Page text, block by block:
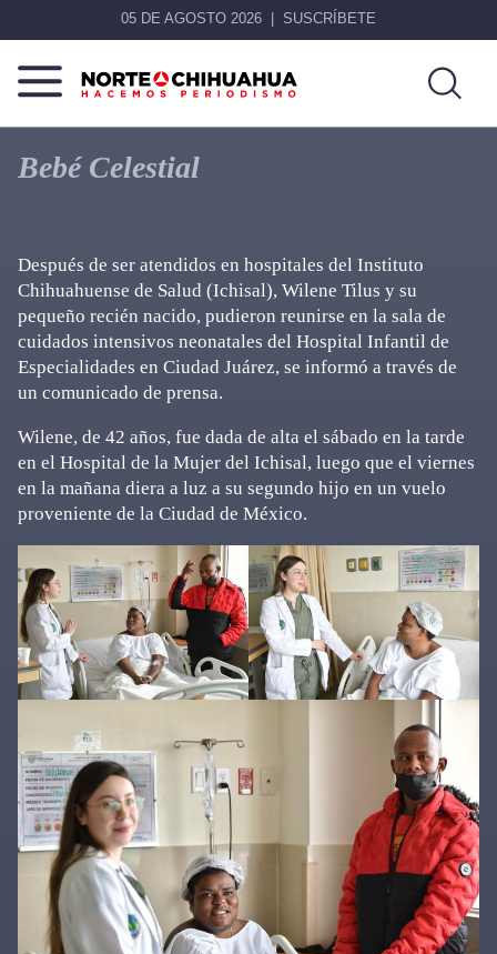
05 DE AGOSTO 2026 SUSCRÍBETE
Norte
De
Chihuahua
Más
que
noticias,
Bebé Celestial
Después de ser atendidos en hospitales del Instituto
Chihuahuense de Salud (Ichisal), Wilene Tilus y su
pequeño recién nacido, pudieron reunirse en la sala de
cuidados intensivos neonatales del Hospital Infantil de
Especialidades en Ciudad Juárez, se informó a través de
un comunicado de prensa.
Wilene, de 42 años, fue dada de alta el sábado en la tarde
en el Hospital de la Mujer del Ichisal, luego que el viernes
en la mañana diera a luz a su segundo hijo en un vuelo
proveniente de la Ciudad de México.